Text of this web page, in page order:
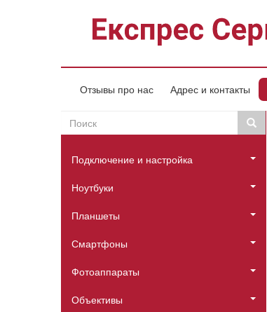
Отзывы про нас Адрес и контакты
Пошукова
форма
Поиск Поиск
Головне
меню
Подключение и настройка
Ноутбуки
Планшеты
Смартфоны
Фотоаппараты
Объективы